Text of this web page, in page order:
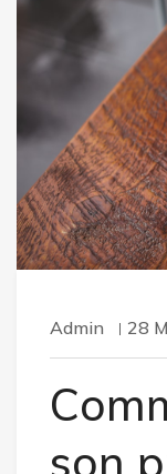
Admin 28
son